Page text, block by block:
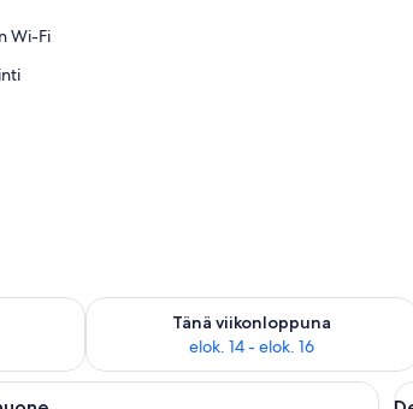
Wi-Fi
10 - elok. 11
Tänä viikonloppuna
elok. 14 - elok. 16
Tarkista tämän viikonlopun saatavuus
toiseen huoneeseen.Makuuhuoneessa on suuri sänky,